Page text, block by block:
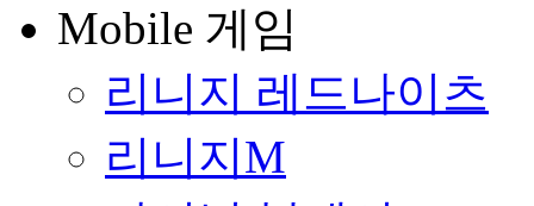
Mobile 게임
리니지 레드나이츠
리니지M